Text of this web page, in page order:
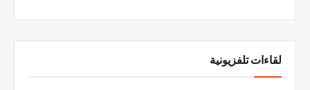
لقاءات تلفزيونية